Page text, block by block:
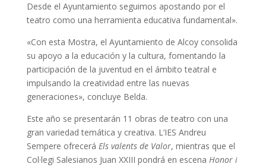
Desde el Ayuntamiento seguimos apostando por el
teatro como una herramienta educativa fundamental».
«Con esta Mostra, el Ayuntamiento de Alcoy consolida
su apoyo a la educación y la cultura, fomentando la
participación de la juventud en el ámbito teatral e
impulsando la creatividad entre las nuevas
generaciones», concluye Belda.
Este año se presentarán 11 obras de teatro con una
gran variedad temática y creativa. L’IES Andreu
Sempere ofrecerá Els valents de Valor, mientras que el
Col·legi Salesianos Juan XXIII pondrá en escena Honor i